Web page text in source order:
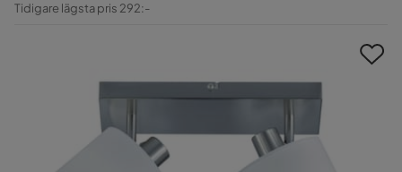
Tidigare lägsta pris 292:-